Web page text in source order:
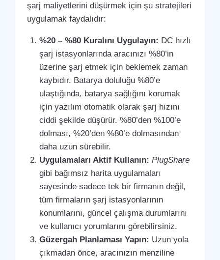
şarj maliyetlerini düşürmek için şu stratejileri
uygulamak faydalıdır:
%20 – %80 Kuralını Uygulayın: DC hızlı
şarj istasyonlarında aracınızı %80’in
üzerine şarj etmek için beklemek zaman
kaybıdır. Batarya doluluğu %80’e
ulaştığında, batarya sağlığını korumak
için yazılım otomatik olarak şarj hızını
ciddi şekilde düşürür. %80’den %100’e
dolması, %20’den %80’e dolmasından
daha uzun sürebilir.
Uygulamaları Aktif Kullanın: PlugShare
gibi bağımsız harita uygulamaları
sayesinde sadece tek bir firmanın değil,
tüm firmaların şarj istasyonlarının
konumlarını, güncel çalışma durumlarını
ve kullanıcı yorumlarını görebilirsiniz.
Güzergah Planlaması Yapın: Uzun yola
çıkmadan önce, aracınızın menziline